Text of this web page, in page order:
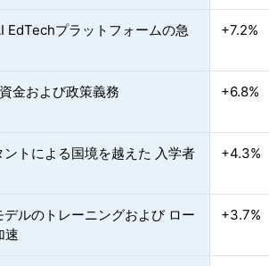
EdTechプラットフォームの急
+7.2%
金および政策義務 +6.8%
トによる国境を越えた 入学者
+4.3%
ルのトレーニングおよび ロー
速
+3.7%